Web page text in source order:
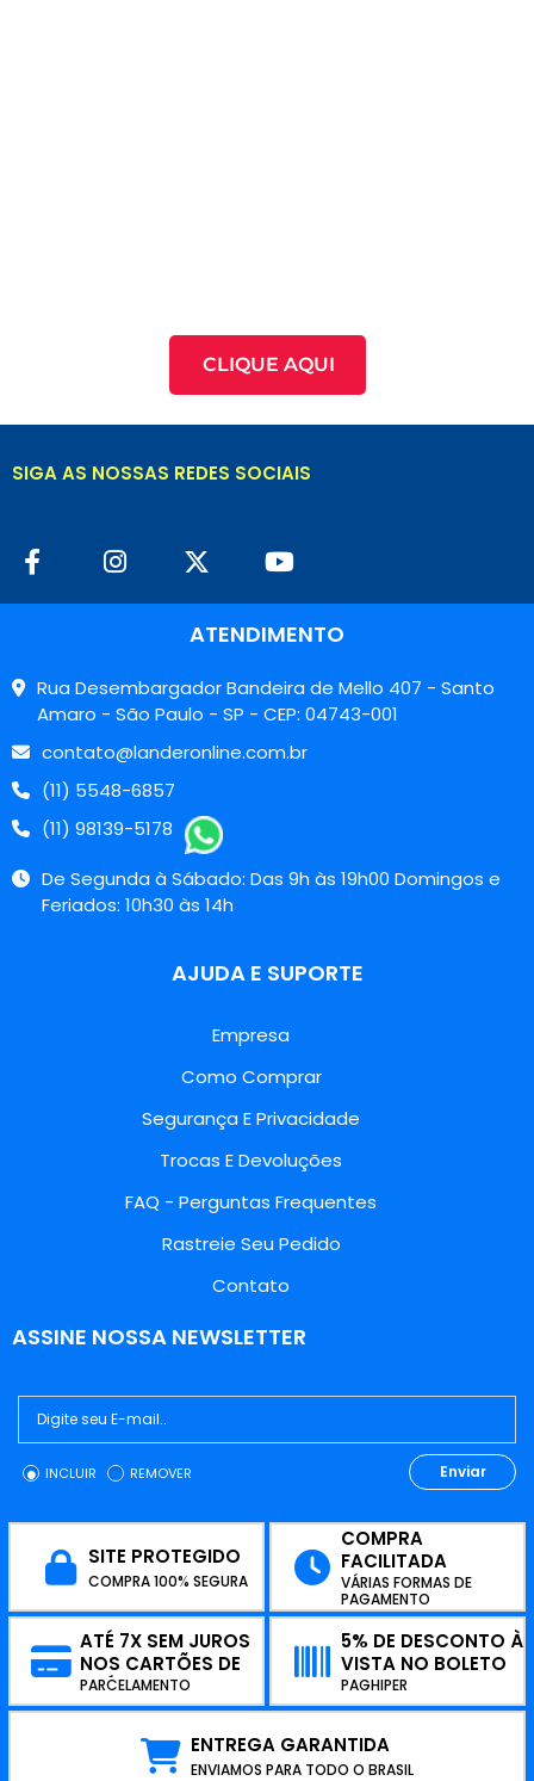
CLIQUE AQUI
SIGA AS NOSSAS REDES SOCIAIS
ATENDIMENTO
Rua Desembargador Bandeira de Mello 407 - Santo
Amaro - São Paulo - SP - CEP: 04743-001
contato@landeronline.com.br
(11) 5548-6857
(11) 98139-5178
De Segunda à Sábado: Das 9h às 19h00 Domingos e
Feriados: 10h30 às 14h
AJUDA E SUPORTE
Empresa
Como Comprar
Segurança E Privacidade
Trocas E Devoluções
FAQ - Perguntas Frequentes
Rastreie Seu Pedido
Contato
ASSINE NOSSA NEWSLETTER
INCLUIR REMOVER Enviar
SITE PROTEGIDO
COMPRA 100% SEGURA
COMPRA
FACILITADA
VÁRIAS FORMAS DE
PAGAMENTO
ATÉ 7X SEM JUROS
NOS CARTÕES DE
CRÉDITO
PARCELAMENTO
5% DE DESCONTO À
VISTA NO BOLETO
PAGHIPER
ENTREGA GARANTIDA
ENVIAMOS PARA TODO O BRASIL